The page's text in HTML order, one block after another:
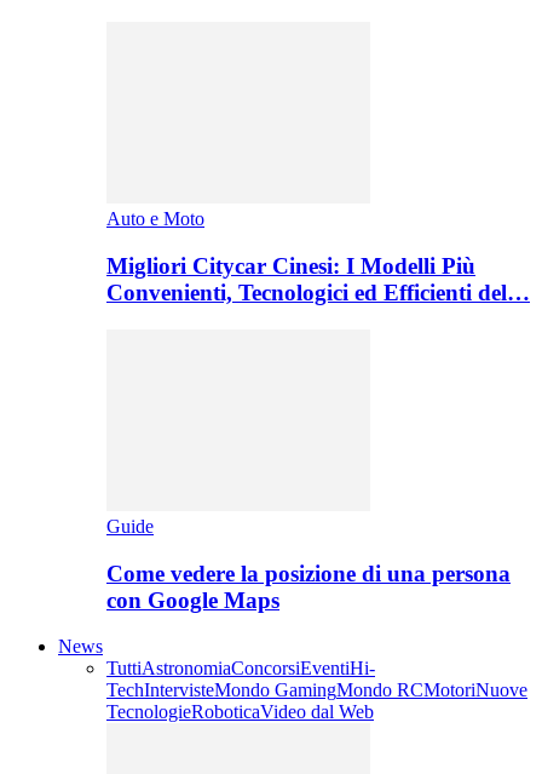
Auto e Moto
Migliori Citycar Cinesi: I Modelli Più
Convenienti, Tecnologici ed Efficienti del…
Guide
Come vedere la posizione di una persona
con Google Maps
News
TuttiAstronomiaConcorsiEventiHi-
TechIntervisteMondo GamingMondo RCMotoriNuove
TecnologieRoboticaVideo dal Web